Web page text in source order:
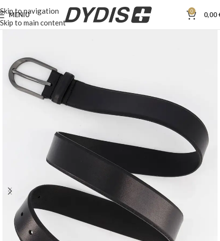
Skip to navigation
Skip to main content
MENIU 0 0,00